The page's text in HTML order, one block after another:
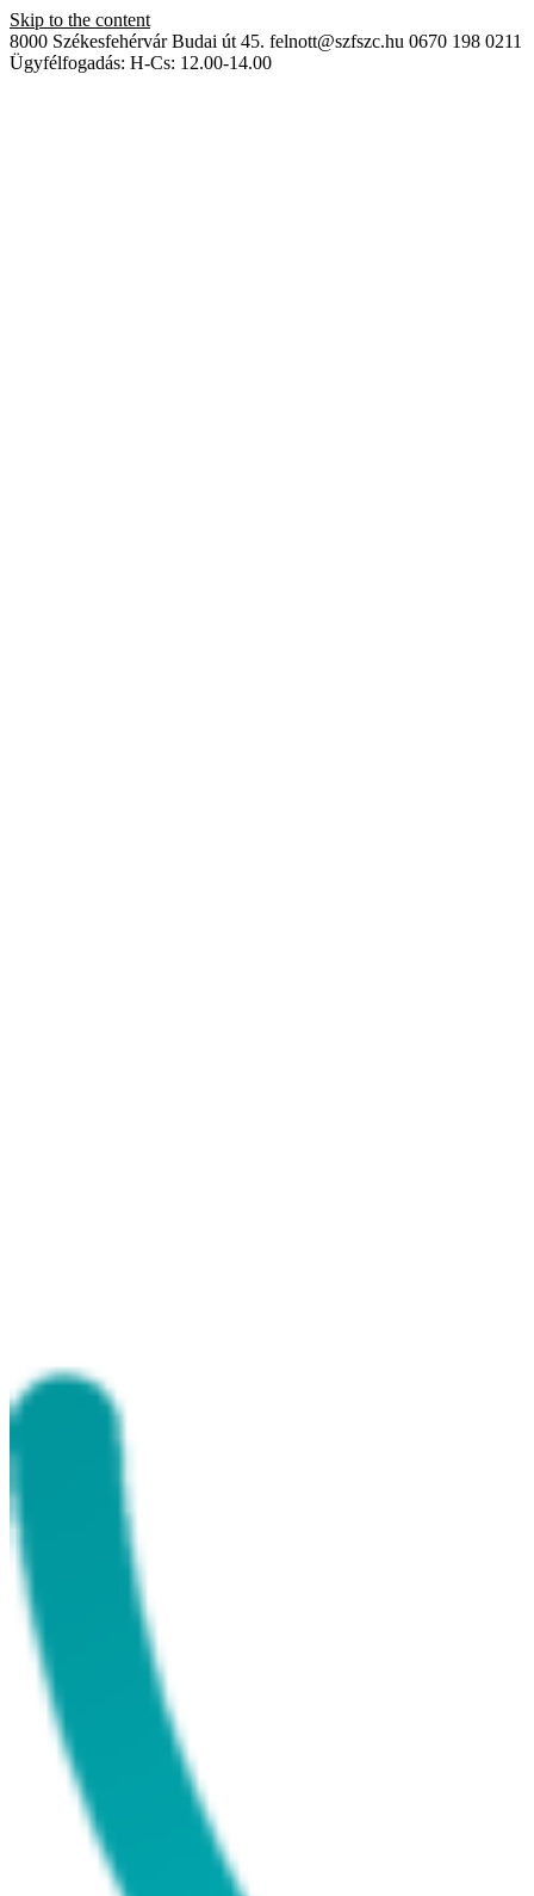
Skip to the content
8000 Székesfehérvár Budai út 45. felnott@szfszc.hu 0670 198 0211
Ügyfélfogadás: H-Cs: 12.00-14.00